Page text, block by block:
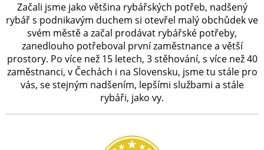
Začali jsme jako většina rybářských potřeb, nadšený
rybář s podnikavým duchem si otevřel malý obchůdek ve
svém městě a začal prodávat rybářské potřeby,
zanedlouho potřeboval první zaměstnance a větší
prostory. Po více než 15 letech, 3 stěhování, s více než 40
zaměstnanci, v Čechách i na Slovensku, jsme tu stále pro
vás, se stejným nadšením, lepšími službami a stále
rybáři, jako vy.